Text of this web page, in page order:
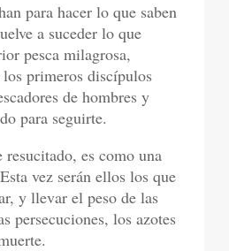
para hacer lo que saben
a suceder lo que
pesca milagrosa,
primeros discípulos
de hombres y
para seguirte.
resucitado, es como una
vez serán ellos los que
y llevar el peso de las
persecuciones, los azotes